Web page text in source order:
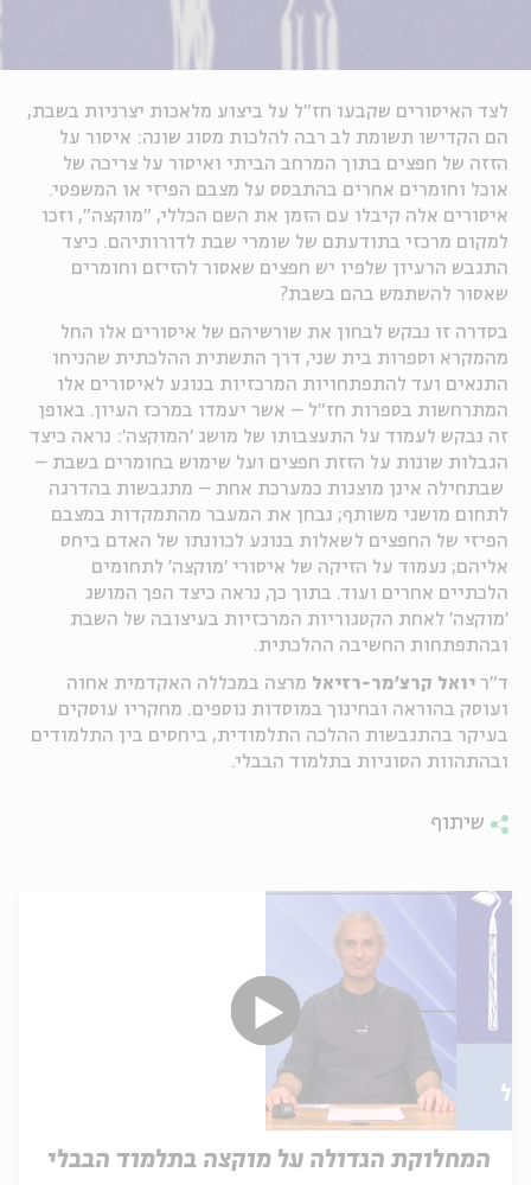
לצד האיסורים שקבעו חז"ל על ביצוע מלאכות יצרניות בשבת,
הם הקדישו תשומת לב רבה להלכות מסוג שונה: איסור על
הזזה של חפצים בתוך המרחב הביתי ואיסור על צריכה של
אוכל וחומרים אחרים בהתבסס על מצבם הפיזי או המשפטי.
איסורים אלה קיבלו עם הזמן את השם הכללי, "מוקצה", וזכו
למקום מרכזי בתודעתם של שומרי שבת לדורותיהם. כיצד
התגבש הרעיון שלפיו יש חפצים שאסור להזיזם וחומרים
שאסור להשתמש בהם בשבת?
בסדרה זו נבקש לבחון את שורשיהם של איסורים אלו החל
מהמקרא וספרות בית שני, דרך התשתית ההלכתית שהניחו
התנאים ועד להתפתחויות המרכזיות בנוגע לאיסורים אלו
המתרחשות בספרות חז"ל – אשר יעמדו במרכז העיון. באופן
זה נבקש לעמוד על התעצבותו של מושג 'המוקצה': נראה כיצד
הגבלות שונות על הזזת חפצים ועל שימוש בחומרים בשבת –
שבתחילה אינן מוצגות כמערכת אחת – מתגבשות בהדרגה
לתחום מושגי משותף; נבחן את המעבר מהתמקדות במצבם
הפיזי של החפצים לשאלות בנוגע לכוונתו של האדם ביחס
אליהם; נעמוד על הזיקה של איסורי 'מוקצה' לתחומים
הלכתיים אחרים ועוד. בתוך כך, נראה כיצד הפך המושג
'מוקצה' לאחת הקטגוריות המרכזיות בעיצובה של השבת
ובהתפתחות החשיבה ההלכתית.
ד"ר יואל קרצ'מר-רזיאל מרצה במכללה האקדמית אחוה
ועוסק בהוראה ובחינוך במוסדות נוספים. מחקריו עוסקים
בעיקר בהתגבשות ההלכה התלמודית, ביחסים בין התלמודים
ובהתהוות הסוגיות בתלמוד הבבלי.
שיתוף
המחלוקת הגדולה על מוקצה בתלמוד הבבלי